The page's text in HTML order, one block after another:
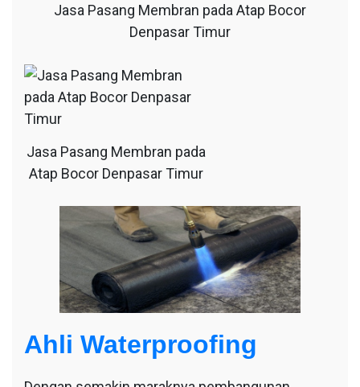
Jasa Pasang Membran pada Atap Bocor
Denpasar Timur
Jasa Pasang Membran pada
Atap Bocor Denpasar Timur
Ahli Waterproofing